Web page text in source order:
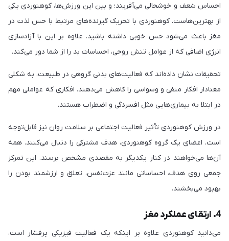
احساس شعف و خوشحالی می‌آفریند؛ و بین این ورزش‌ها، کوهنوردی یکی
از بهترین‌هاست. کوهنوردی با تحریک گیرنده‌های مرتبط با حس لذت در
مغز باعث می‌شود حس خوبی داشته باشید. علاوه بر این با آزادسازی
انرژی اضافی که از عوامل تنش روحی، احساسات بد را از شما دور می‌کند.
تحقیقات نشان داده‌اند که فعالیت‌های بدنی گروهی در طبیعت، به شکلی
معنادار افکار منفی و وسواسی را کاهش می‌دهند. افکاری که عواملی مهم
در ابتلا به بیماری‌هایی مثل افسردگی و اضطراب هستند.
در ورزش کوهنوردی تأثیر فعالیت اجتماعی بر سلامت روان نیز قابل‌توجه
است. اعضای یک گروه کوهنوردی، هدف مشترکی را دنبال می‌کنند. همه
آن‌ها می‌خواهند در کنار یکدیگر به مقصدی مشخص برسند. این تمرکز
جمعی روی هدف، احساساتی مانند عزت‌نفس، تعلق و ارزشمند بودن را
بهبود می‌بخشند.
4. ارتقای عملکرد مغز
می‌دانید کوهنوردی علاوه بر اینکه یک فعالیت فیزیکی پرفشار است،